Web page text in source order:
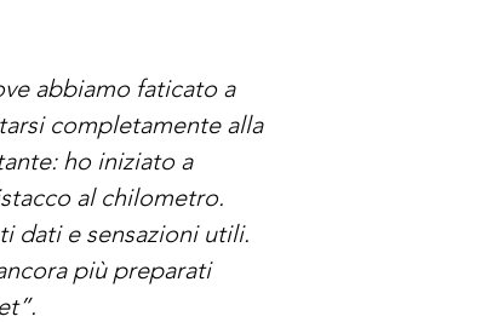
abbiamo faticato a
completamente alla
ho iniziato a
al chilometro.
dati e sensazioni utili.
più preparati